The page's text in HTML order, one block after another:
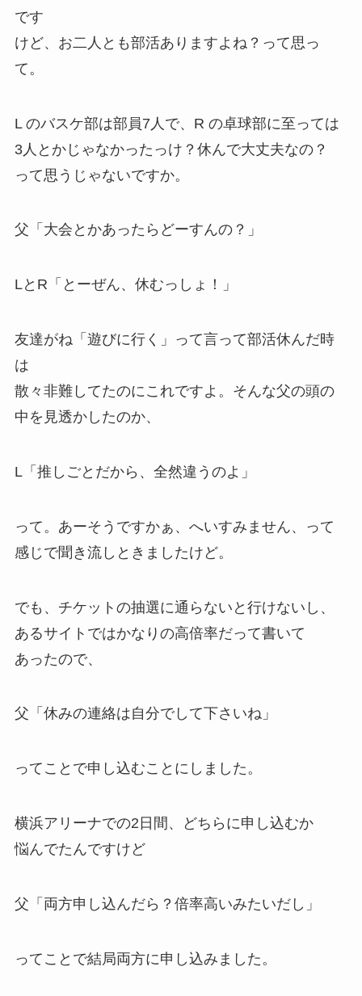
です
けど、お二人とも部活ありますよね？ って思っ
て。
L のバスケ部は部員7人で、R の卓球部に至っては
3人とかじゃなかったっけ？休んで大丈夫なの？
って思うじゃないですか。
父「大会とかあったらどーすんの？」
LとR 「とーぜん、休むっしょ！」
友達がね「遊びに行く」って言って部活休んだ時
は
散々非難してたのにこれですよ。そんな父の頭の
中を見透かしたのか、
L「 推しごとだから 、全然違うのよ」
って。あーそうですかぁ、へいすみません、って
感じで聞き流しときましたけど。
でも、チケットの抽選に通らないと行けないし、
あるサイトではかなりの高倍率だって書いて
あったので、
父「休みの連絡は自分でして下さいね」
ってことで申し込むことにしました。
横浜アリーナでの2日間、どちらに申し込むか
悩んでたんですけど
父「両方申し込んだら？倍率高いみたいだし」
ってことで結局両方に申し込みました。